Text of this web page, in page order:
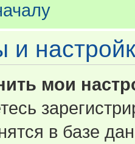
мои
в базе